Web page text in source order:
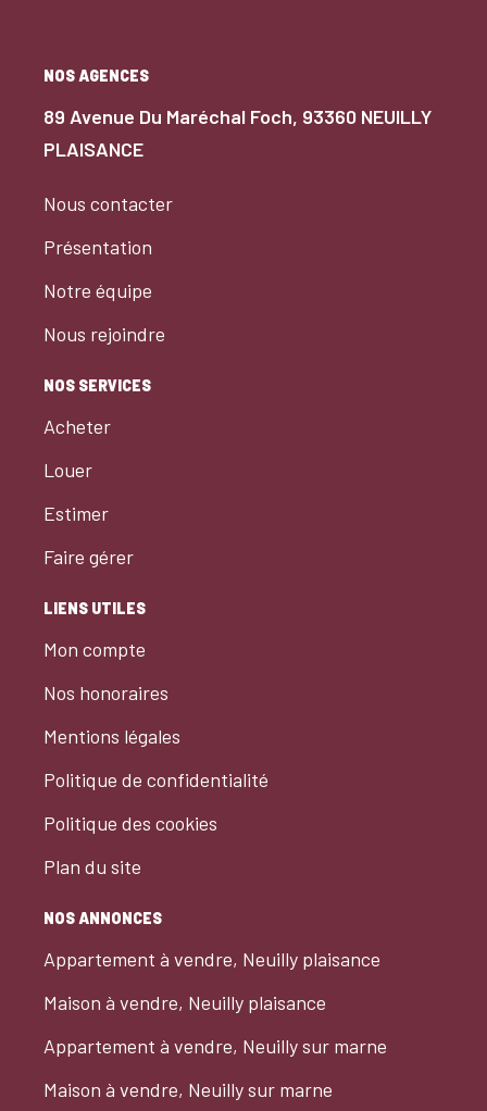
NOS AGENCES
89 Avenue Du Maréchal Foch, 93360 NEUILLY
PLAISANCE
Nous contacter
Présentation
Notre équipe
Nous rejoindre
NOS SERVICES
Acheter
Louer
Estimer
Faire gérer
LIENS UTILES
Mon compte
Nos honoraires
Mentions légales
Politique de confidentialité
Politique des cookies
Plan du site
NOS ANNONCES
Appartement à vendre, Neuilly plaisance
Maison à vendre, Neuilly plaisance
Appartement à vendre, Neuilly sur marne
Maison à vendre, Neuilly sur marne